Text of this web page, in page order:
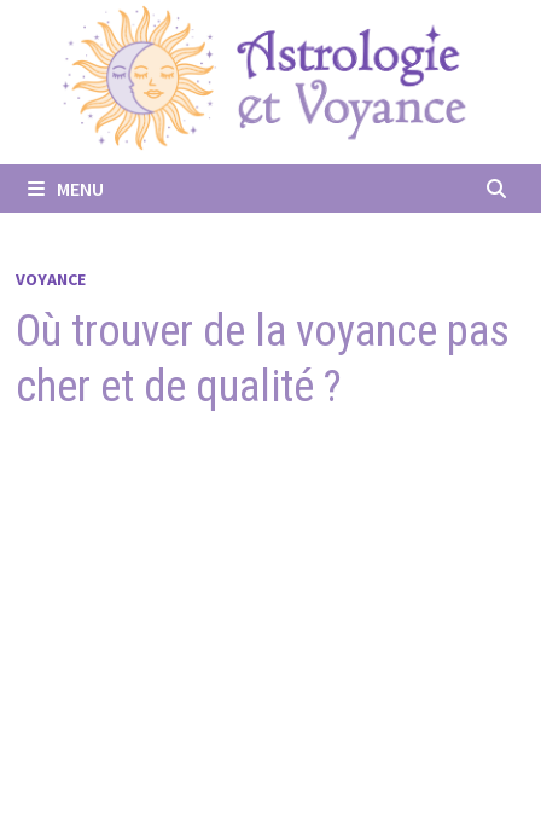
contenu
MENU
VOYANCE
Où trouver de la voyance pas
cher et de qualité ?